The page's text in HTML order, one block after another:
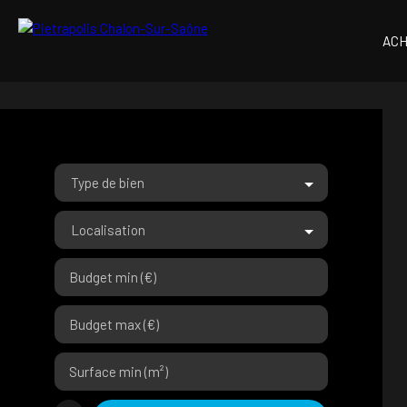
Type de bien
Localisation
Budget min (€)
Budget max (€)
Surface min (m²)